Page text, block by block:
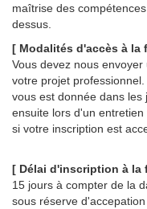
maîtrise des
dessus.
[ Modalités d'accès à la
Vous devez nous
votre projet
vous est donnée dans
ensuite lors d'un
si votre inscription est
[ Délai d'inscription à la
15 jours à compter de la
sous réserve